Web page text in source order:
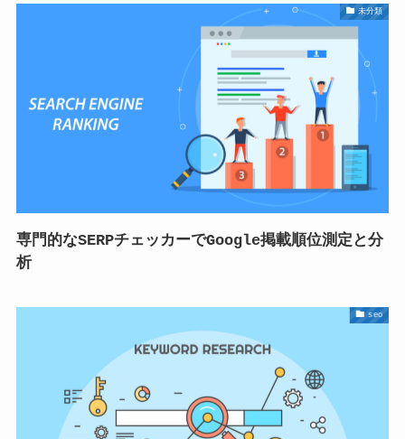
未分類
専門的なSERPチェッカーでGoogle掲載順位測定と分
析
seo